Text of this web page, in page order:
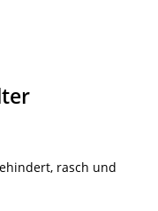
rasch und